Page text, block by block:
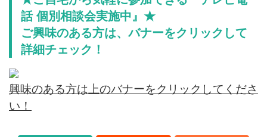
話 個別相談会実施中』★
ご興味のある方は、バナーをクリックして
詳細チェック！
興味のある方は上のバナーをクリックしてくださ
い！